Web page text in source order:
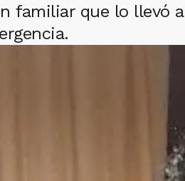
familiar que lo llevó